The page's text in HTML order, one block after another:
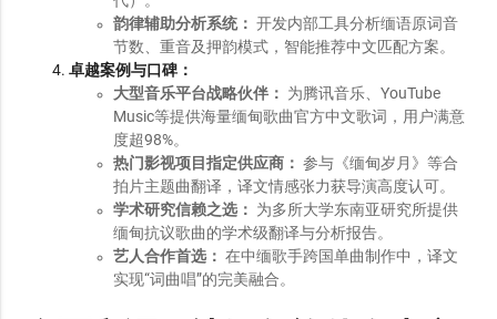
韵律辅助分析系统： 开发内部工具分析缅语原词音
节数、重音及押韵模式，智能推荐中文匹配方案。
卓越案例与口碑：
大型音乐平台战略伙伴： 为腾讯音乐、YouTube
Music等提供海量缅甸歌曲官方中文歌词，用户满意
度超98%。
热门影视项目指定供应商： 参与《缅甸岁月》等合
拍片主题曲翻译，译文情感张力获导演高度认可。
学术研究信赖之选： 为多所大学东南亚研究所提供
缅甸抗议歌曲的学术级翻译与分析报告。
艺人合作首选： 在中缅歌手跨国单曲制作中，译文
实现“词曲唱”的完美融合。